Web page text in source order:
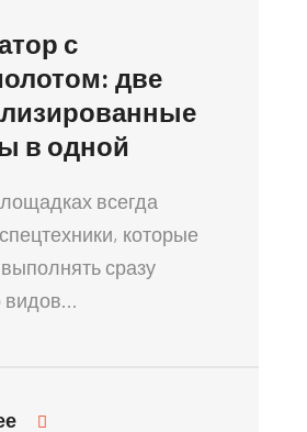
с
две
в одной
всегда
которые
сразу
видов…